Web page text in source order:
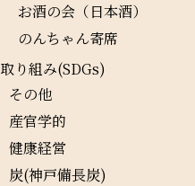
お酒の会（日本酒）
のんちゃん寄席
取り組み(SDGs)
その他
産官学的
健康経営
炭(神戸備長炭)